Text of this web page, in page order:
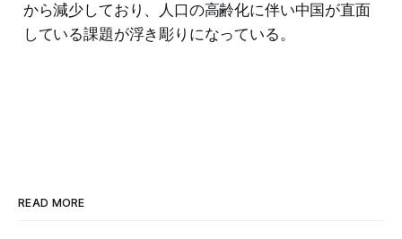
から減少しており、人口の高齢化に伴い中国が直面
している課題が浮き彫りになっている。
READ MORE